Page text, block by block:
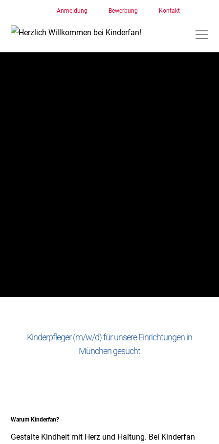
Anmeldung Bewerbung Kontakt
Kinderpfleger (m/w/d) für unsere Einrichtungen in
München gesucht
Warum Kinderfan?
Gestalte Kindheit mit Herz und Haltung. Bei Kinderfan